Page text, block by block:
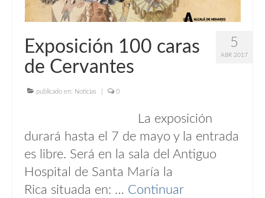
5
ABR 2017
Exposición 100 caras
de Cervantes
publicado en: Noticias 0
La exposición
durará hasta el 7 de mayo y la entrada
es libre. Será en la sala del Antiguo
Hospital de Santa María la
Rica situada en: … Continuar